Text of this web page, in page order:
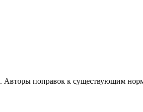
Авторы поправок к существующим